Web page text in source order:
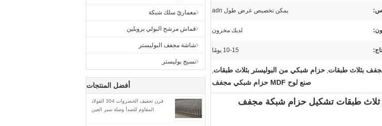
معماريّ سلك شبكة
قماش مرشح البولي بروبلين
شاشة مجفف البوليستر
نسيج بوليستر
أفضل المنتجات
فرن تجفيف الخضروات 304 الفولاذ
المقاوم للصدأ وصلة سير العين
يمكن تخصيص عرض طول adn
لديك مخزون
10-15 يومًا
بثلاث طبقات, حزام شبكي من البوليستر بثلاث طبقات,
صنع لوح MDF حزام شبكي مجفف
ثلاث طبقات تشكيل حزام شبكة مجفف